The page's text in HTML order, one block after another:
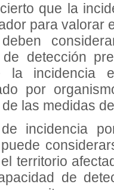
que la
para valorar
deben
de detección
la incidencia
por
las medidas
incidencia
territorio
de